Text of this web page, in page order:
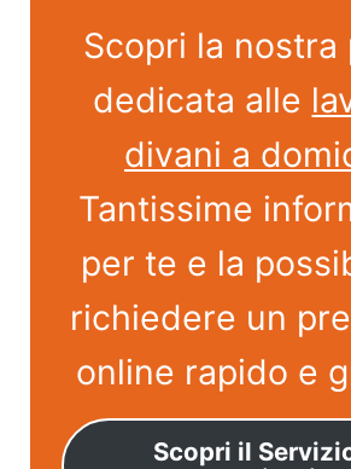
Scopri la nostra
dedicata alle
divani a
Tantissime
per te e la
richiedere un
online rapido e
Scopri il